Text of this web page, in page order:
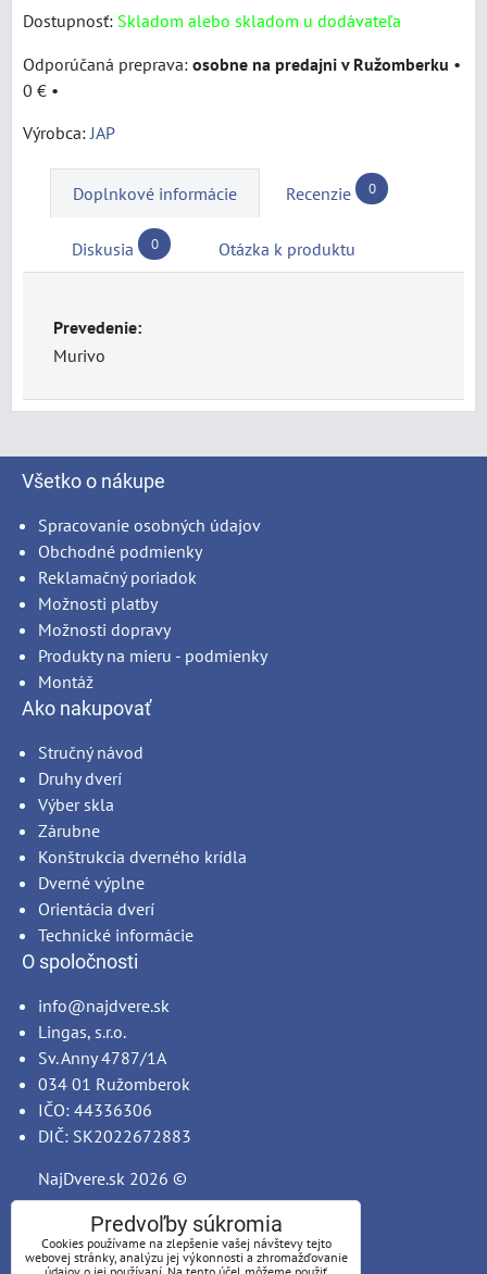
Dostupnosť: Skladom alebo skladom u dodávateľa
osobne na predajni v Ružomberku •
0 € •
Výrobca: JAP
Doplnkové informácie Recenzie 0
Diskusia 0 Otázka k produktu
Prevedenie:
Murivo
Všetko o nákupe
Spracovanie osobných údajov
Obchodné podmienky
Reklamačný poriadok
Možnosti platby
Možnosti dopravy
Produkty na mieru - podmienky
Montáž
Ako nakupovať
Stručný návod
Druhy dverí
Výber skla
Zárubne
Konštrukcia dverného krídla
Dverné výplne
Orientácia dverí
Technické informácie
O spoločnosti
info@najdvere.sk
Lingas, s.r.o.
Sv. Anny 4787/1A
034 01 Ružomberok
IČO: 44336306
DIČ: SK2022672883
NajDvere.sk 2026 ©
Predvoľby súkromia
Cookies používame na zlepšenie vašej návštevy tejto
webovej stránky, analýzu jej výkonnosti a zhromažďovanie